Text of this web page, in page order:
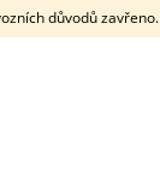
důvodů zavřeno.